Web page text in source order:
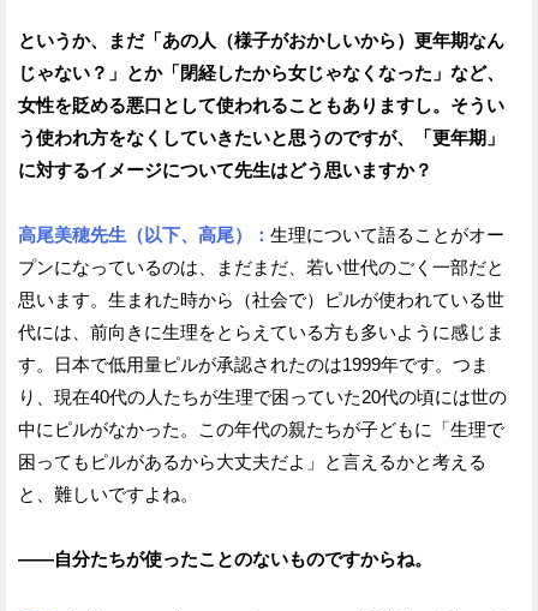
というか、まだ「あの人（様子がおかしいから）更年期なん
じゃない？」とか「閉経したから女じゃなくなった」など、
女性を貶める悪口として使われることもありますし。そうい
う使われ方をなくしていきたいと思うのですが、「更年期」
に対するイメージについて先生はどう思いますか？
高尾美穂先生（以下、高尾）： 生理について語ることがオー
プンになっているのは、まだまだ、若い世代のごく一部だと
思います。生まれた時から（社会で）ピルが使われている世
代には、前向きに生理をとらえている方も多いように感じま
す。日本で低用量ピルが承認されたのは1999年です。つま
り、現在40代の人たちが生理で困っていた20代の頃には世の
中にピルがなかった。この年代の親たちが子どもに「生理で
困ってもピルがあるから大丈夫だよ」と言えるかと考える
と、難しいですよね。
——自分たちが使ったことのないものですからね。